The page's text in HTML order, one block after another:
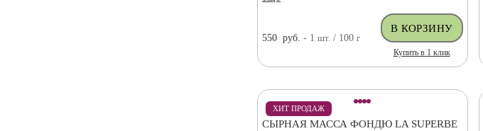
550 руб. - 1 шт. / 100 г
Купить в 1 клик
ХИТ ПРОДАЖ
СЫРНАЯ МАССА ФОНДЮ LA SUPERBE